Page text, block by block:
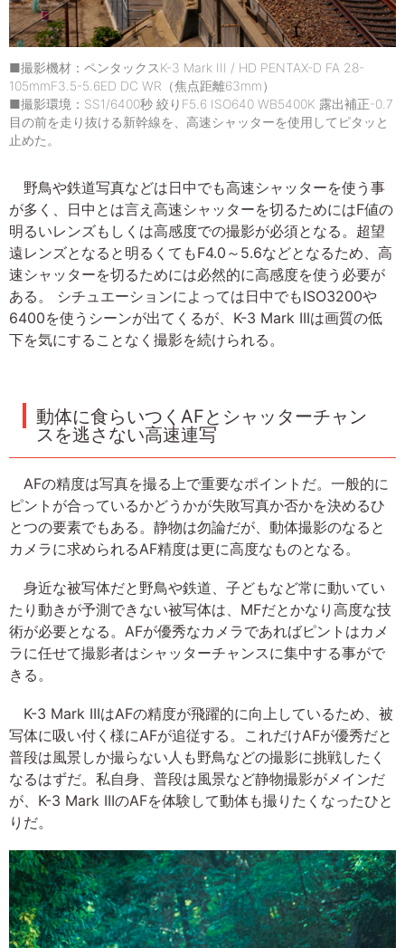
■撮影機材：ペンタックスK-3 Mark III / HD PENTAX-D FA 28-
105mmF3.5-5.6ED DC WR（焦点距離63mm）
■撮影環境：SS1/6400秒 絞りF5.6 ISO640 WB5400K 露出補正-0.7
目の前を走り抜ける新幹線を、高速シャッターを使用してピタッと
止めた。
野鳥や鉄道写真などは日中でも高速シャッターを使う事
が多く、日中とは言え高速シャッターを切るためにはF値の
明るいレンズもしくは高感度での撮影が必須となる。超望
遠レンズとなると明るくてもF4.0～5.6などとなるため、高
速シャッターを切るためには必然的に高感度を使う必要が
ある。 シチュエーションによっては日中でもISO3200や
6400を使うシーンが出てくるが、K-3 Mark IIIは画質の低
下を気にすることなく撮影を続けられる。
動体に食らいつくAFとシャッターチャン
スを逃さない高速連写
AFの精度は写真を撮る上で重要なポイントだ。一般的に
ピントが合っているかどうかが失敗写真か否かを決めるひ
とつの要素でもある。静物は勿論だが、動体撮影のなると
カメラに求められるAF精度は更に高度なものとなる。
身近な被写体だと野鳥や鉄道、子どもなど常に動いてい
たり動きが予測できない被写体は、MFだとかなり高度な技
術が必要となる。AFが優秀なカメラであればピントはカメ
ラに任せて撮影者はシャッターチャンスに集中する事がで
きる。
K-3 Mark IIIはAFの精度が飛躍的に向上しているため、被
写体に吸い付く様にAFが追従する。これだけAFが優秀だと
普段は風景しか撮らない人も野鳥などの撮影に挑戦したく
なるはずだ。私自身、普段は風景など静物撮影がメインだ
が、K-3 Mark IIIのAFを体験して動体も撮りたくなったひと
りだ。